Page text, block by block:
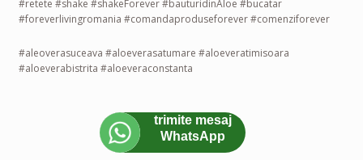
#retete #shake #shakeForever #bauturidinAloe #bucatar
#foreverlivingromania #comandaproduseforever #comenziforever
#aleoverasuceava #aloeverasatumare #aloeveratimisoara
#aloeverabistrita #aloeveraconstanta
trimite mesaj
WhatsApp